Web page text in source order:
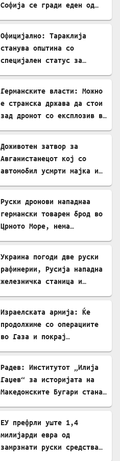
Софија се гради еден од
Официјално: Тараклија
станува општина со
специјален статус за
Германските власти: Можно
е странска држава да стои
зад дронот со експлозив во
Доживотен затвор за
Авганистанецот кој со
автомобил усмрти мајка и
Руски дронови нападнаа
германски товарен брод во
Црното Море, нема
Украина погоди две руски
рафинерии, Русија нападна
железничка станица и
Израелската армија: Ќе
продолжиме со операциите
во Газа и покрај
Радев: Институтот „Илија
Гаџев“ за историјата на
Македонските Бугари стана
ЕУ префрли уште 1,4
милијарди евра од
замрзнати руски средства